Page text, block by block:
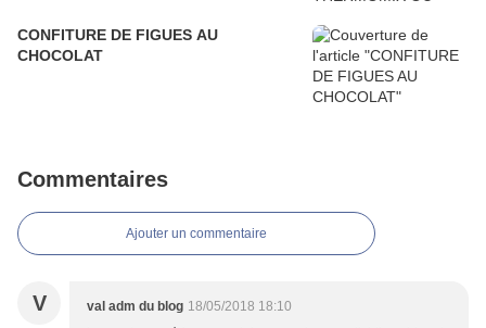
CONFITURE DE FIGUES AU
CHOCOLAT
Commentaires
Ajouter un commentaire
V val adm du blog 18/05/2018 18:10